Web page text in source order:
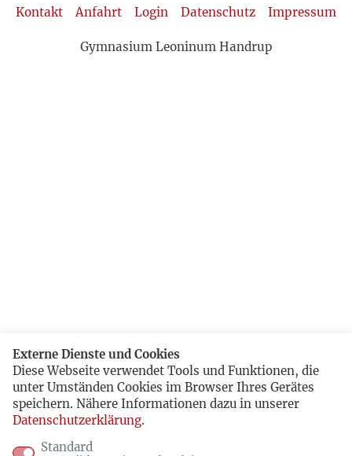
Kontakt Anfahrt Login Datenschutz Impressum
Gymnasium Leoninum Handrup
Externe Dienste und Cookies
Diese Webseite verwendet Tools und Funktionen, die
unter Umständen Cookies im Browser Ihres Gerätes
speichern. Nähere Informationen dazu in unserer
Datenschutzerklärung.
Standard